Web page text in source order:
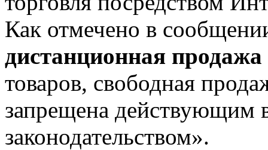
Как отмечено в
дистанционная
товаров, свободная
запрещена действующим
законодательством».